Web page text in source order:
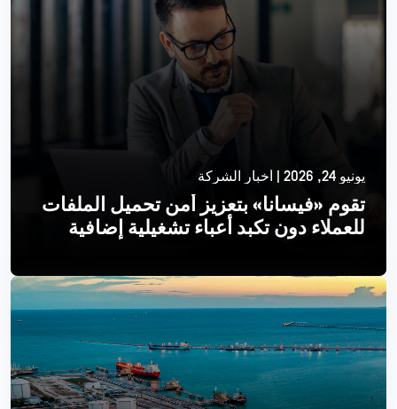
يونيو 24, 2026 | أخبار الشركة
تقوم «فيسانا» بتعزيز أمن تحميل الملفات
للعملاء دون تكبد أعباء تشغيلية إضافية
اقرأ أكثر